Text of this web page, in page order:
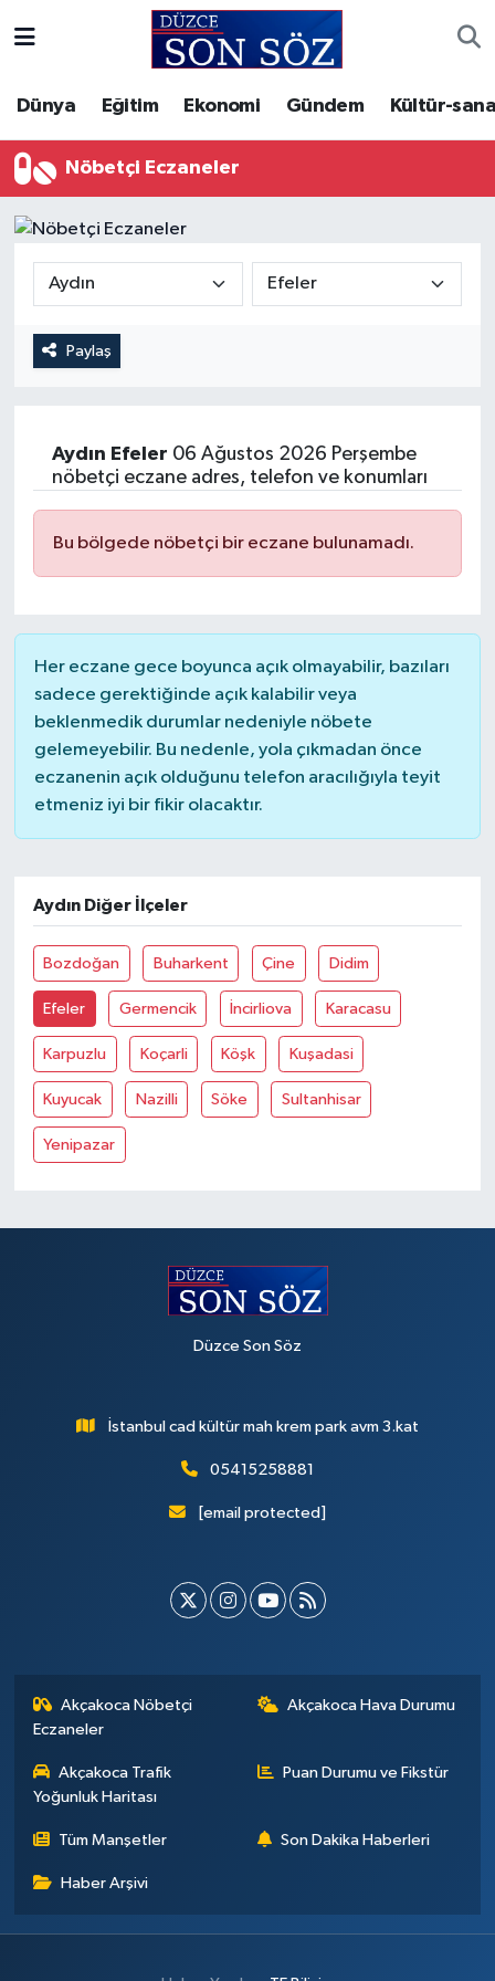
Dünya Eğitim Ekonomi Gündem Kültür-
Nöbetçi Eczaneler
Paylaş
Aydın Efeler 06 Ağustos 2026 Perşembe
nöbetçi eczane adres, telefon ve konumları
Bu bölgede nöbetçi bir eczane bulunamadı.
Her eczane gece boyunca açık olmayabilir, bazıları
sadece gerektiğinde açık kalabilir veya
beklenmedik durumlar nedeniyle nöbete
gelemeyebilir. Bu nedenle, yola çıkmadan önce
eczanenin açık olduğunu telefon aracılığıyla teyit
etmeniz iyi bir fikir olacaktır.
Aydın Diğer İlçeler
Bozdoğan Buharkent Çine Didim
Efeler Germencik İncirliova Karacasu
Karpuzlu Koçarli Köşk Kuşadasi
Kuyucak Nazilli Söke Sultanhisar
Yenipazar
Düzce Son Söz
İstanbul cad kültür mah krem park avm 3.kat
05415258881
[email protected]
Akçakoca Nöbetçi
Eczaneler
Akçakoca Hava Durumu
Akçakoca Trafik
Yoğunluk Haritası
Puan Durumu ve Fikstür
Tüm Manşetler Son Dakika Haberleri
Haber Arşivi
Gizlilik Sözleşmesi
İletişim
Video Galeri
Akçakoca Hava Durumu
Akçakoca Trafik Yoğunluk Haritası
Tüm Manşetler
Son Dakika Haberleri